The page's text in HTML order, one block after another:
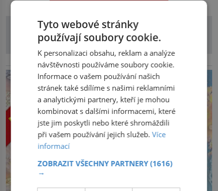
Jícen je svalová trubice, spojující […]
reklama
Tyto webové stránky
používají soubory cookie.
K personalizaci obsahu, reklam a analýze
návštěvnosti používáme soubory cookie.
Informace o vašem používání našich
stránek také sdílíme s našimi reklamními
a analytickými partnery, kteří je mohou
kombinovat s dalšími informacemi, které
jste jim poskytli nebo které shromáždili
při vašem používání jejich služeb.Více
informací
ZOBRAZIT VŠECHNY PARTNERY(1616)
→